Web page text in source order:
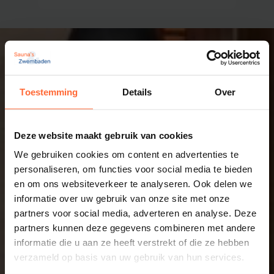
Toestemming Details Over
Deze website maakt gebruik van cookies
We gebruiken cookies om content en advertenties te
personaliseren, om functies voor social media te bieden
en om ons websiteverkeer te analyseren. Ook delen we
informatie over uw gebruik van onze site met onze
partners voor social media, adverteren en analyse. Deze
partners kunnen deze gegevens combineren met andere
informatie die u aan ze heeft verstrekt of die ze hebben
verzameld op basis van uw gebruik van hun services.